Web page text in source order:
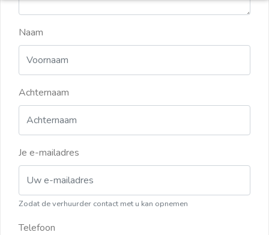
Naam
Achternaam
Je e-mailadres
Zodat de verhuurder contact met u kan opnemen
Telefoon